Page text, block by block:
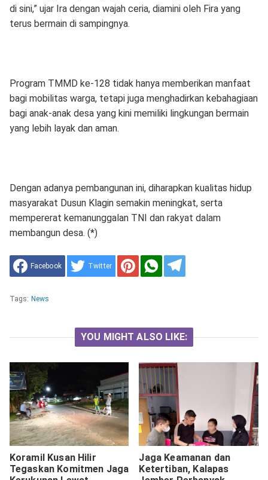
di sini,” ujar Ira dengan wajah ceria, diamini oleh Fira yang
terus bermain di sampingnya.
Program TMMD ke-128 tidak hanya memberikan manfaat
bagi mobilitas warga, tetapi juga menghadirkan kebahagiaan
bagi anak-anak desa yang kini memiliki lingkungan bermain
yang lebih layak dan aman.
Dengan adanya pembangunan ini, diharapkan kualitas hidup
masyarakat Dusun Klagin semakin meningkat, serta
mempererat kemanunggalan TNI dan rakyat dalam
membangun desa. (*)
Facebook Twitter
Tags: News
YOU MIGHT ALSO LIKE:
Koramil Kusan Hilir
Tegaskan Komitmen Jaga
Jaga Keamanan dan
Ketertiban, Kalapas